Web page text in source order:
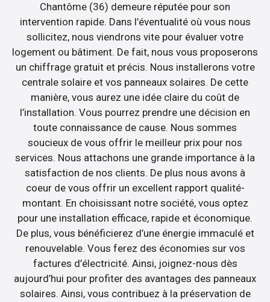
Chantôme (36) demeure réputée pour son
intervention rapide. Dans l’éventualité où vous nous
sollicitez, nous viendrons vite pour évaluer votre
logement ou bâtiment. De fait, nous vous proposerons
un chiffrage gratuit et précis. Nous installerons votre
centrale solaire et vos panneaux solaires. De cette
manière, vous aurez une idée claire du coût de
l’installation. Vous pourrez prendre une décision en
toute connaissance de cause. Nous sommes
soucieux de vous offrir le meilleur prix pour nos
services. Nous attachons une grande importance à la
satisfaction de nos clients. De plus nous avons à
coeur de vous offrir un excellent rapport qualité-
montant. En choisissant notre société, vous optez
pour une installation efficace, rapide et économique.
De plus, vous bénéficierez d’une énergie immaculé et
renouvelable. Vous ferez des économies sur vos
factures d’électricité. Ainsi, joignez-nous dès
aujourd’hui pour profiter des avantages des panneaux
solaires. Ainsi, vous contribuez à la préservation de